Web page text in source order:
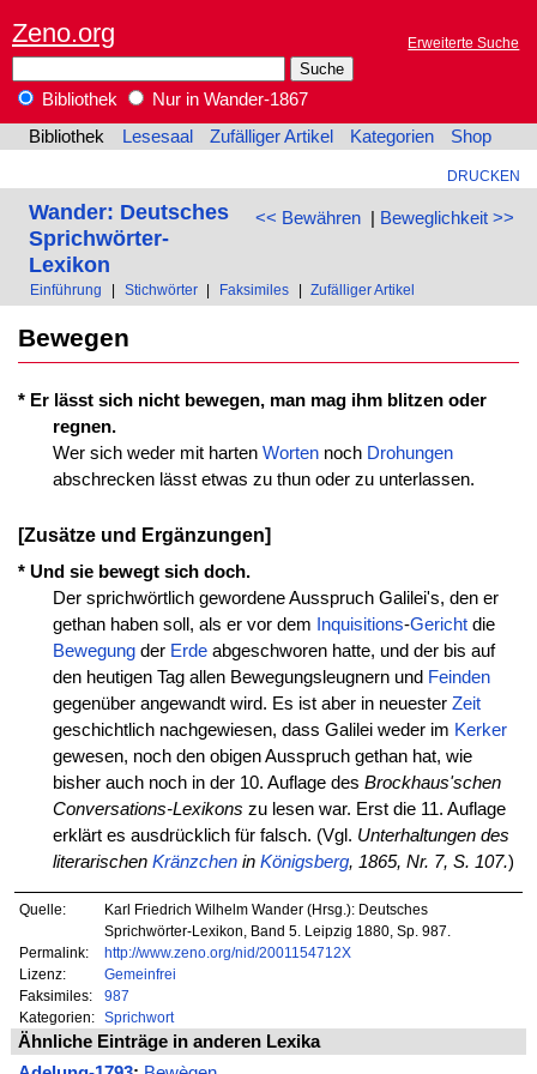
Zeno.org Erweiterte Suche
Bibliothek
Nur in Wander-1867
Bibliothek
Lesesaal Zufälliger Artikel Kategorien Shop
DRUCKEN
<< Bewähren| Beweglichkeit >>
Wander: Deutsches
Sprichwörter-
Lexikon
Einführung Stichwörter Faksimiles Zufälliger Artikel
Bewegen
* Er lässt sich nicht bewegen, man mag ihm blitzen oder
regnen.
Wer sich weder mit harten Wortennoch Drohungen
abschrecken lässt etwas zu thun oder zu unterlassen.
[Zusätze und Ergänzungen]
* Und sie bewegt sich doch.
Der sprichwörtlich gewordene Ausspruch Galilei's, den er
gethan haben soll, als er vor dem
Inquisitions-Gerichtdie
Bewegungder Erdeabgeschworen hatte, und der bis auf
den heutigen Tag allen Bewegungsleugnern und Feinden
gegenüber angewandt wird. Es ist aber in neuester Zeit
geschichtlich nachgewiesen, dass Galilei weder im Kerker
gewesen, noch den obigen Ausspruch gethan hat, wie
bisher auch noch in der 10. Auflage des Brockhaus'schen
Conversations-Lexikons zu lesen war. Erst die 11. Auflage
erklärt es ausdrücklich für falsch. (Vgl. Unterhaltungen des
literarischen Kränzchenin Königsberg, 1865, Nr. 7, S. 107.)
Quelle:
Karl Friedrich Wilhelm Wander (Hrsg.): Deutsches
Sprichwörter-Lexikon, Band 5. Leipzig 1880, Sp. 987.
Permalink:
http://www.zeno.org/nid/2001154712X
Lizenz:
Gemeinfrei
Faksimiles:
987
Kategorien:
Sprichwort
Ähnliche Einträge in anderen Lexika